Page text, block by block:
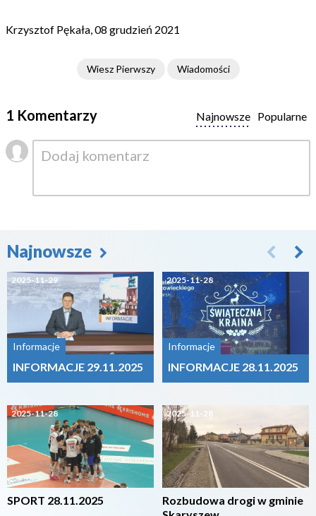
Krzysztof Pękała, 08 grudzień 2021
Wiesz Pierwszy Wiadomości
1 Komentarzy Popularne
Najnowsze
Najnowsze
2025-11-29
Informacje
INFORMACJE 29.11.2025
2025-11-28
SPORT 28.11.2025
2025-11-28
Informacje
INFORMACJE 28.11.2025
2025-11-28
Rozbudowa drogi w gminie